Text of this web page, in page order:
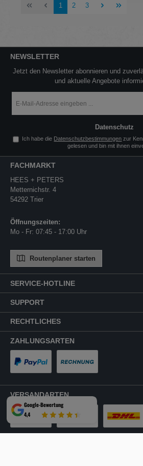
Seite
1 Seite
2 Seite
3
NEWSLETTER
Jetzt den Newsletter abonnieren und
und aktuelle Angebote
Mail-
*
Datenschutz
Ich habe die Datenschutzbestimmungen zur
gelesen und bin mit ihnen
SERVICE-HOTLINE
SUPPORT
RECHTLICHES
ZAHLUNGSARTEN
VERSANDARTEN
LKW-Tour Spedition DHL
FACHMARKT
HEES + PETERS
Metternichstr. 4
54292 Trier
Öffnungszeiten:
Mo - Fr: 07:45 - 17:00 Uhr
Routenplaner starten
Google-Bewertung
4,4